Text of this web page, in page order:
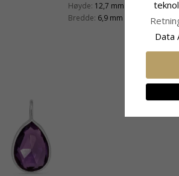
Høyde: 12,7 mm
Bredde: 6,9 mm
Data